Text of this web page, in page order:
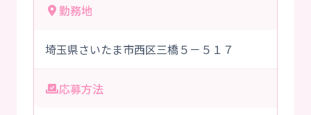
勤務地
埼玉県さいたま市西区三橋５－５１７
応募方法